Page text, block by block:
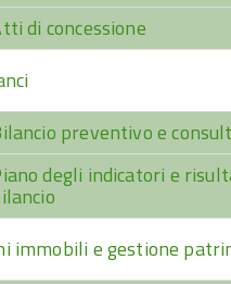
di concessione
preventivo e
degli indicatori e
immobili e gestione